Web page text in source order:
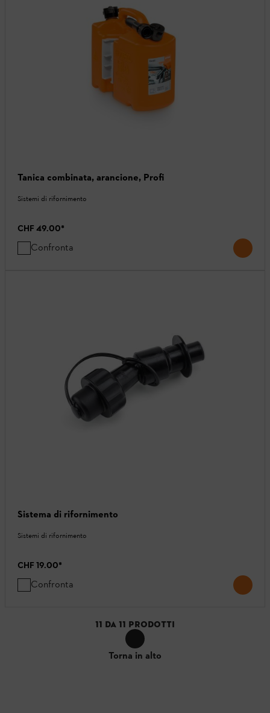
Tanica combinata, arancione, Profi
Sistemi di rifornimento
CHF 49.00*
Confronta
Sistema di rifornimento
Sistemi di rifornimento
CHF 19.00*
Confronta
11 DA 11 PRODOTTI
Torna in alto